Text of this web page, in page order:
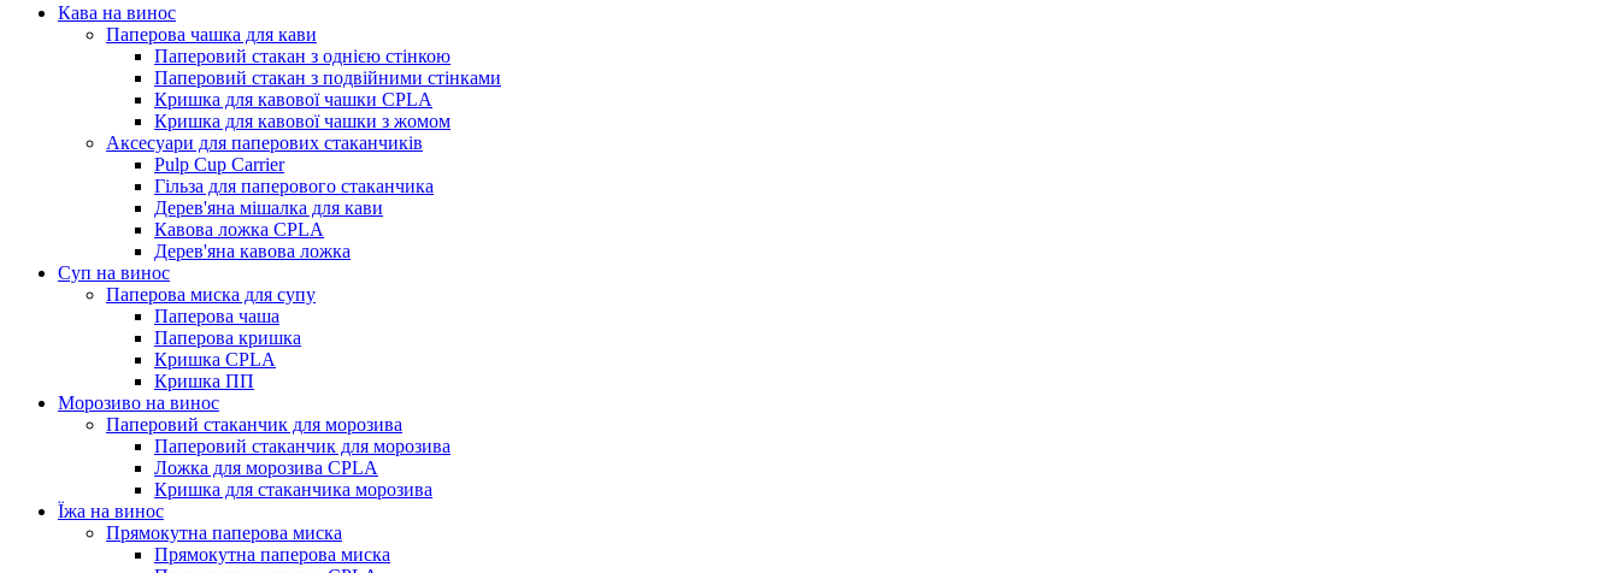
Кава на винос
Паперова чашка для кави
Паперовий стакан з однією стінкою
Паперовий стакан з подвійними стінками
Кришка для кавової чашки CPLA
Кришка для кавової чашки з жомом
Аксесуари для паперових стаканчиків
Pulp Cup Carrier
Гільза для паперового стаканчика
Дерев'яна мішалка для кави
Кавова ложка CPLA
Дерев'яна кавова ложка
Суп на винос
Паперова миска для супу
Паперова чаша
Паперова кришка
Кришка CPLA
Кришка ПП
Морозиво на винос
Паперовий стаканчик для морозива
Паперовий стаканчик для морозива
Ложка для морозива CPLA
Кришка для стаканчика морозива
Їжа на винос
Прямокутна паперова миска
Прямокутна паперова миска